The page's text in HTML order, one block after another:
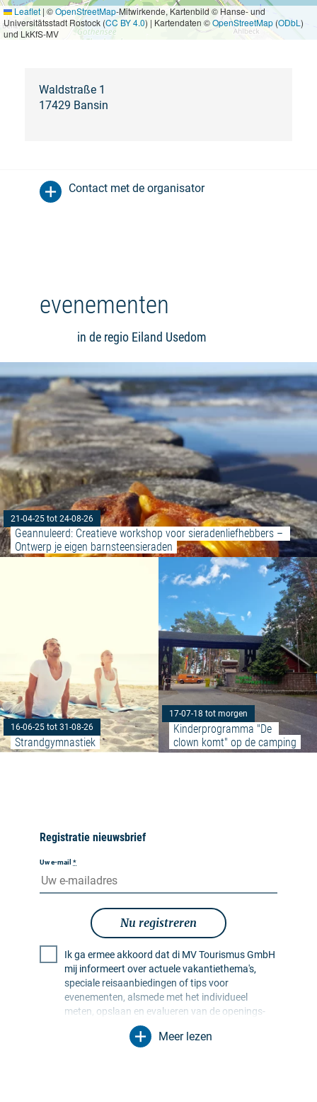
Leaflet | ©OpenStreetMap-Mitwirkende, Kartenbild © Hanse- und
Universitätsstadt Rostock (CC BY 4.0) | Kartendaten ©OpenStreetMap (ODbL )
und LkKfS-MV
Waldstraße 1
17429 Bansin
Contact met de organisator
evenementen
in de regio Eiland Usedom
21-04-25 tot 24-08-26
Geannuleerd: Creatieve workshop voor sieradenliefhebbers –
Ontwerp je eigen barnsteensieraden
16-06-25 tot 31-08-26
Strandgymnastiek
Meer lezen: "Strandgymnastiek"
17-07-18 tot morgen
Kinderprogramma "De
clown komt" op de camping
Registratie nieuwsbrief
Uw e-mail *
Nu registreren
Ik ga ermee akkoord dat di MV Tourismus GmbH
mij informeert over actuele vakantiethema's,
speciale reisaanbiedingen of tips voor
evenementen, alsmede met het individueel
meten, opslaan en evalueren van de openings-
en klikfrequentie in ontvangerprofielen ten
behoeve van de vormgeving van toekomstige
Meer lezen